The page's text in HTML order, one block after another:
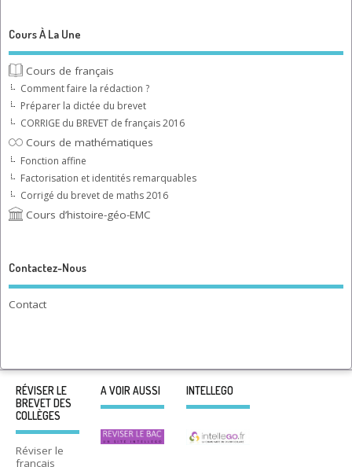
Cours À La Une
Cours de français
Comment faire la rédaction ?
Préparer la dictée du brevet
CORRIGE du BREVET de français 2016
Cours de mathématiques
Fonction affine
Factorisation et identités remarquables
Corrigé du brevet de maths 2016
Cours d’histoire-géo-EMC
Contactez-Nous
Contact
RÉVISER LE
BREVET DES
COLLÈGES
Réviser le
français
A VOIR AUSSI INTELLEGO